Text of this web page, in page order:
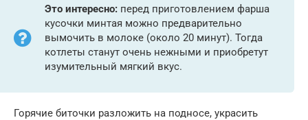
Это интересно: перед приготовлением фарша
кусочки минтая можно предварительно
вымочить в молоке (около 20 минут). Тогда
котлеты станут очень нежными и приобретут
изумительный мягкий вкус.
Горячие биточки разложить на подносе, украсить